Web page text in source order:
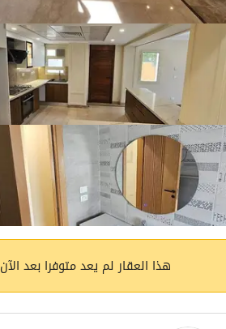
هذا العقار لم يعد متوفرا بعد الآن